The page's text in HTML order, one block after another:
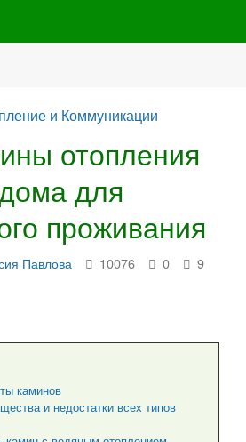
и Коммуникации
отопления
для
проживания
Павлова 10076 0 9
каминов
и недостатки всех типов